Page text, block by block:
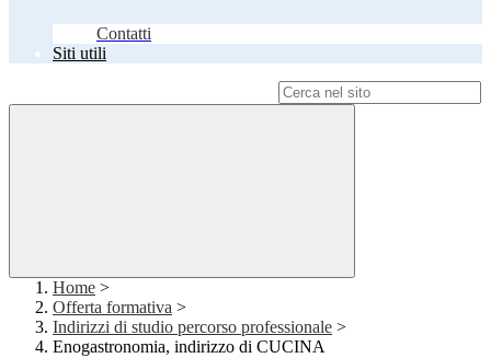
Contatti
Siti utili
Home >
Offerta formativa >
Indirizzi di studio percorso professionale >
Enogastronomia, indirizzo di CUCINA